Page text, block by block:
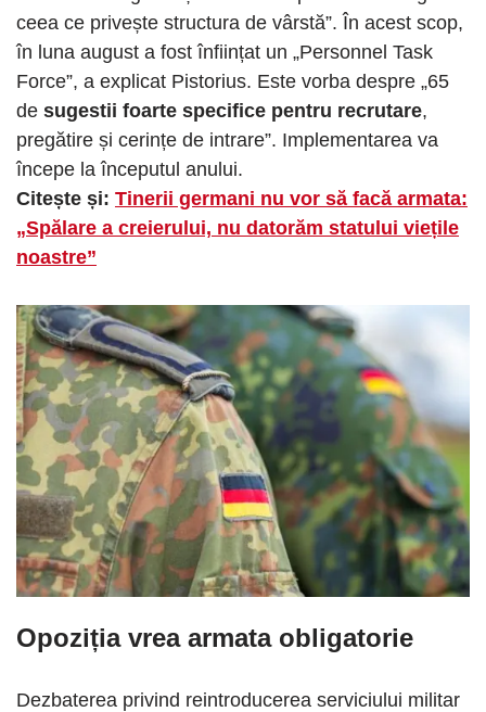
ceea ce privește structura de vârstă”. În acest scop,
în luna august a fost înființat un „Personnel Task
Force”, a explicat Pistorius. Este vorba despre „65
de sugestii foarte specifice pentru recrutare,
pregătire și cerințe de intrare”. Implementarea va
începe la începutul anului.
Citește și: Tinerii germani nu vor să facă armata:
„Spălare a creierului, nu datorăm statului viețile
noastre”
Opoziția vrea armata obligatorie
Dezbaterea privind reintroducerea serviciului militar